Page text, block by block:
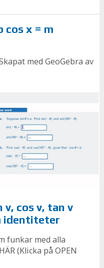
cos x = m
med GeoGebra av
v, cos v, tan v
identiteter
funkar med alla
(Klic­ka på OPEN